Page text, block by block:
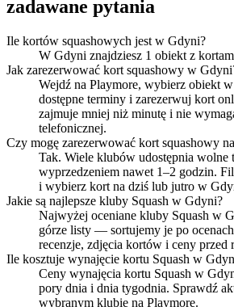
zadawane pytania
Ile kortów squashowych jest w Gdyni?
W Gdyni znajdziesz 1 obiekt z
Jak zarezerwować kort squashowy w
Wejdź na Playmore, wybierz obiekt
dostępne terminy i zarezerwuj kort
zajmuje mniej niż minutę i nie
telefonicznej.
Czy mogę zarezerwować kort squashowy
Tak. Wiele klubów udostępnia wolne
wyprzedzeniem nawet 1–2 godzin.
i wybierz kort na dziś lub jutro w
Jakie są najlepsze kluby Squash w Gdyni?
Najwyżej oceniane kluby Squash w
górze listy — sortujemy je po
recenzje, zdjęcia kortów i ceny przed
Ile kosztuje wynajęcie kortu Squash w
Ceny wynajęcia kortu Squash w
pory dnia i dnia tygodnia. Sprawdź
wybranym klubie na Playmore.